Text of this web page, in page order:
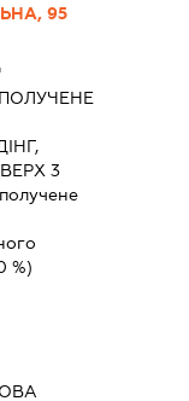
95
3
%)